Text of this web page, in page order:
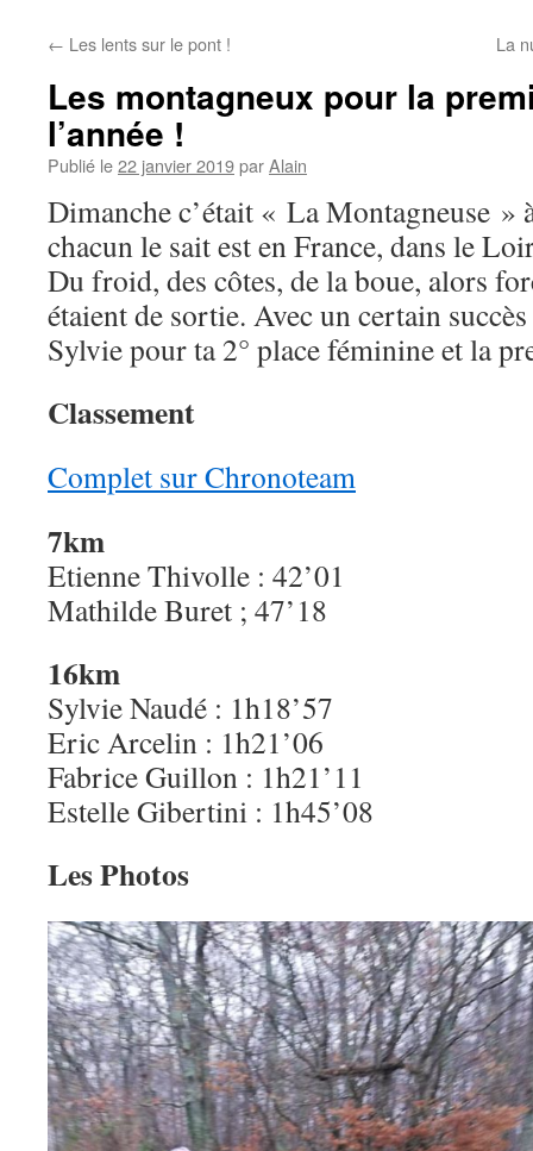
← Les lents sur le pont ! La
Les montagneux pour la
l’année !
Publié le22 janvier 2019parAlain
Dimanche c’était « La Montagneuse »
chacun le sait est en France, dans le
Du froid, des côtes, de la boue, alors
étaient de sortie. Avec un certain
Sylvie pour ta 2° place féminine et la
Classement
Complet sur Chronoteam
7km
Etienne Thivolle : 42’01
Mathilde Buret ; 47’18
16km
Sylvie Naudé : 1h18’57
Eric Arcelin : 1h21’06
Fabrice Guillon : 1h21’11
Estelle Gibertini : 1h45’08
Les Photos